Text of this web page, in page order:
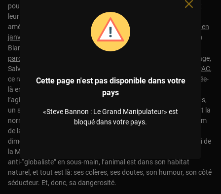
Cette page n'est pas disponible dans votre
pays
«Steve Bannon : Le Grand Manipulateur» est
bloqué dans votre pays.
pourrait être mal interprété, alors précisons-le: les guillemets ont
leur importance. Le fait est que la figure de l’extrême droite
américaine a multiplié les passages dans ces pages.
Un portrait en
janvier 2017
, alors que Donald Trump et lui entraient à la Maison
Blanche.
En juillet 2018, un reportageembedded
parcourait l’Europe
afin de fédérer ses forces nationalistes: Farage,
Salvini, Le Pen, Orban. Enfin,
un autre reportage en 2025 à la CPAC,
ce rassemblement de la droite américaine transformé cette année-
là en célébration orgiaque du retour de Trump, et lors de laquelle
l’agitateur s’était permis d’effectuer un salut nazi. Trois moments,
un seul personnage, qui nous a permis de raconter l’ascension et la
normalisation progressive d’un nouveau type de fascisme. Le film
de la journaliste Alison Klayman permet d’ajouter d’autres
dimensions au portrait de Bannon. Suivi alors que qu’il est banni de
la Maison Blanche mais continue à développer son plan
anti-“globaliste” en sous-main, l’animal est dans son habitat
naturel, et tout est là: ses colères, ses doutes, son humour, son côté
séducteur. Et, donc, sa dangerosité.